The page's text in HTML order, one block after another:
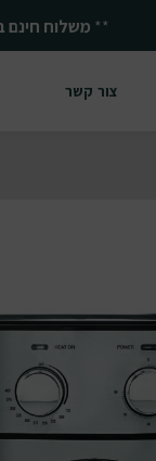
צור קשר